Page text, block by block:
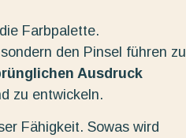
Farbpalette.
den Pinsel führen zu
Ausdruck
zu entwickeln.
Fähigkeit. Sowas wird